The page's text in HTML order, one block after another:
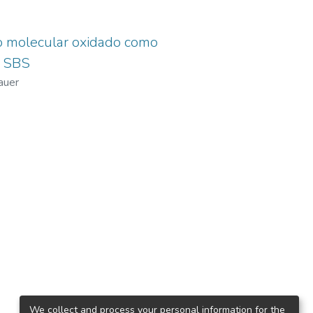
oxidado como
We collect and process your personal information for the